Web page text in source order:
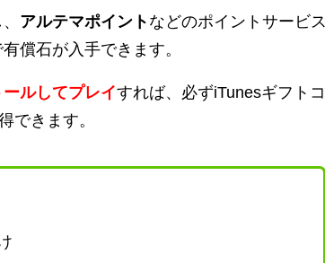
アルテマポイント などのポイントサービス
償石が入手できます。
ルしてプレイすれば、必ずiTunesギフトコ
できます。